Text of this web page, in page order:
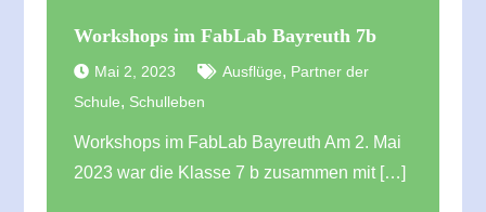
Workshops im FabLab Bayreuth 7b
Mai 2, 2023 Ausflüge, Partner der
Schule, Schulleben
Workshops im FabLab Bayreuth Am 2. Mai
2023 war die Klasse 7 b zusammen mit […]